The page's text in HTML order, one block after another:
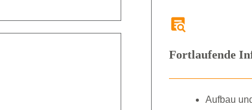
Fortlaufende
Aufbau